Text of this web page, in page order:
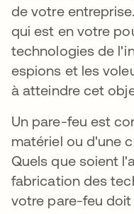
de votre
qui est en votre
technologies de
espions et les
à atteindre cet
Un pare-feu est
matériel ou d'une
Quels que soient
fabrication des
votre pare-feu